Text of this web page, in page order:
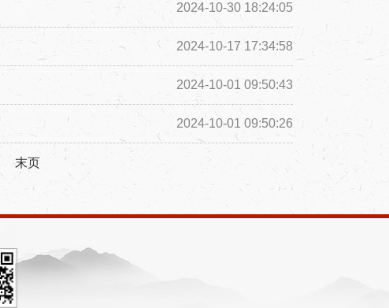
2024-10-30 18:24:05
2024-10-17 17:34:58
2024-10-01 09:50:43
2024-10-01 09:50:26
末页